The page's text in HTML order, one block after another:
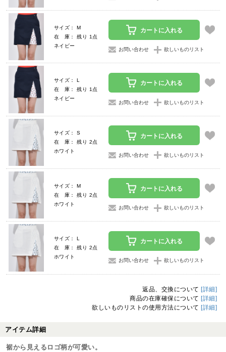
サイズ： M
在 庫： 残り 1点
ネイビー
カートに入れる
お問い合わせ 欲しいものリスト
サイズ： L
在 庫： 残り 1点
ネイビー
カートに入れる
お問い合わせ 欲しいものリスト
サイズ： S
在 庫： 残り 2点
ホワイト
カートに入れる
お問い合わせ 欲しいものリスト
サイズ： M
在 庫： 残り 2点
ホワイト
カートに入れる
お問い合わせ 欲しいものリスト
サイズ： L
在 庫： 残り 2点
ホワイト
カートに入れる
お問い合わせ 欲しいものリスト
返品、交換について [詳細]
商品の在庫確保について [詳細]
欲しいものリストの使用方法について [詳細]
アイテム詳細
裾から見えるロゴ柄が可愛い。